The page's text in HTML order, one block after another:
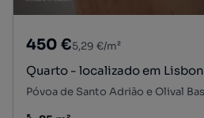
450 €5,29 €/m²
Quarto - localizado em Lisbon
Póvoa de Santo Adrião e Olival